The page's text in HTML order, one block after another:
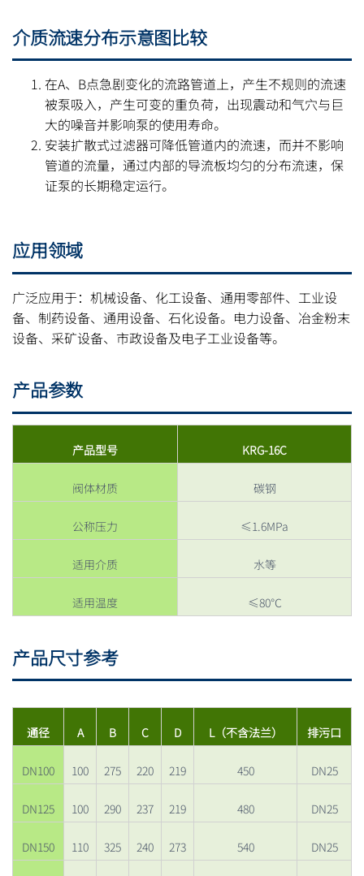
介质流速分布示意图比较
在A、B点急剧变化的流路管道上，产生不规则的流速
被泵吸入，产生可变的重负荷，出现震动和气穴与巨
大的噪音并影响泵的使用寿命。
安装扩散式过滤器可降低管道内的流速，而并不影响
管道的流量，通过内部的导流板均匀的分布流速，保
证泵的长期稳定运行。
应用领域
广泛应用于：机械设备、化工设备、通用零部件、工业设
备、制药设备、通用设备、石化设备。电力设备、冶金粉末
设备、采矿设备、市政设备及电子工业设备等。
产品参数
产品型号 KRG-16C
阀体材质 碳钢
公称压力 ≤1.6MPa
适用介质 水等
适用温度 ≤80℃
产品尺寸参考
通径 A B C D L（不含法兰） 排污口
DN100 100 275 220 219 450 DN25
DN125 100 290 237 219 480 DN25
DN150 110 325 240 273 540 DN25